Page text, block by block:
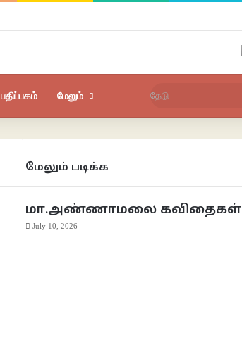
பதிப்பகம் மேலும்
மேலும் படிக்க
மா.அண்ணாமலை கவிதைகள்
July 10, 2026